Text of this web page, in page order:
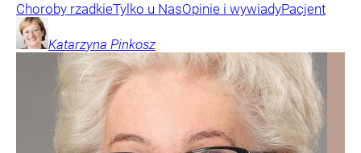
Choroby rzadkieTylko u NasOpinie i wywiadyPacjent
Katarzyna Pinkosz